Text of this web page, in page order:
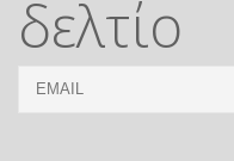
δελτίο
Email